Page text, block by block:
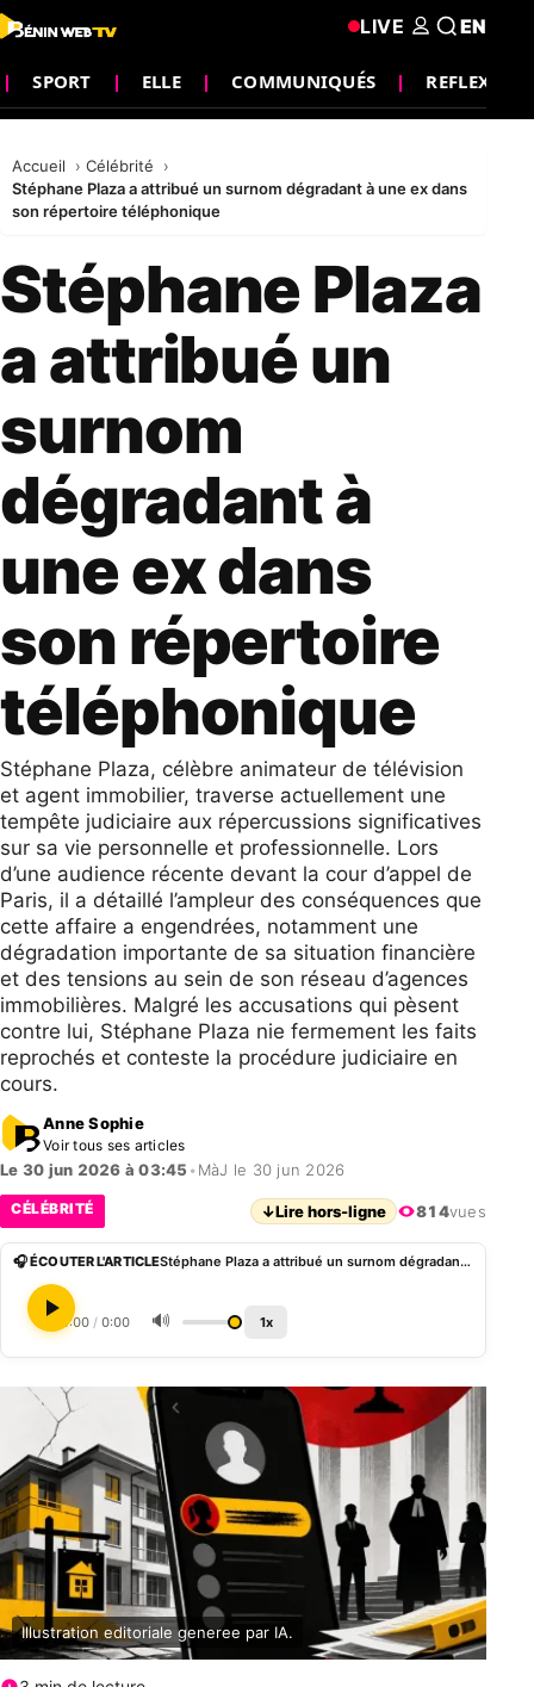
SPORT ELLE COMMUNIQUÉS REFLEXION
LIVE EN
Accueil
Célébrité
Stéphane Plaza a attribué un surnom dégradant à une ex dans
son répertoire téléphonique
Stéphane Plaza
a attribué un
surnom
dégradant à
une ex dans
son répertoire
téléphonique
Stéphane Plaza, célèbre animateur de télévision
et agent immobilier, traverse actuellement une
tempête judiciaire aux répercussions significatives
sur sa vie personnelle et professionnelle. Lors
d’une audience récente devant la cour d’appel de
Paris, il a détaillé l’ampleur des conséquences que
cette affaire a engendrées, notamment une
dégradation importante de sa situation financière
et des tensions au sein de son réseau d’agences
immobilières. Malgré les accusations qui pèsent
contre lui, Stéphane Plaza nie fermement les faits
reprochés et conteste la procédure judiciaire en
cours.
Anne Sophie
Voir tous ses articles
Le 30 jun 2026 à 03:45 • MàJ le 30 jun 2026
CÉLÉBRITÉ ↓Lire hors-ligne 814vues
🎧 ÉCOUTER L'ARTICLE Stéphane Plaza a attribué un surnom dégradant à une ex dans son répertoire téléphonique
0:00 / 0:00 🔊 1x
Illustration editoriale generee par IA.